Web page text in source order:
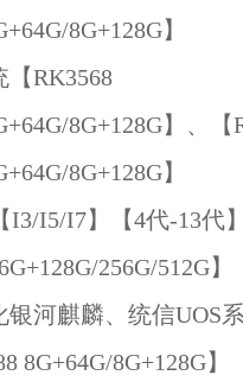
8G+128G】
RK3568
8G+128G】、【
8G+128G】
I3/I5/I7】【4代-13代】
256G/512G】
银河麒麟、统信UOS
8G+64G/8G+128G】